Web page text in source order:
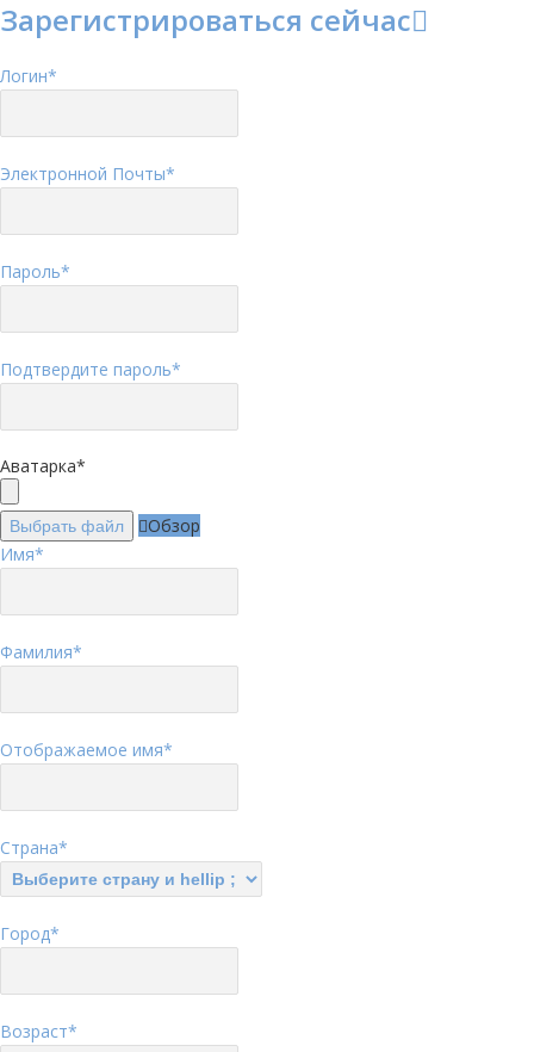
Зарегистрироваться сейчас
Логин*
Электронной Почты*
Пароль*
Подтвердите пароль*
Аватарка*
Выбрать файл
Обзор
Имя*
Фамилия*
Отображаемое имя*
Страна*
Город*
Возраст*